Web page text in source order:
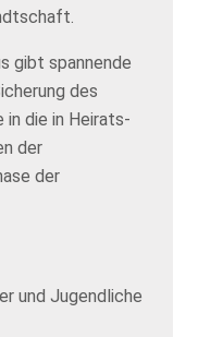
gibt spannende
des
in die in Heirats-
der
der
und Jugendliche